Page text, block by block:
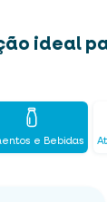
ideal
e Bebidas